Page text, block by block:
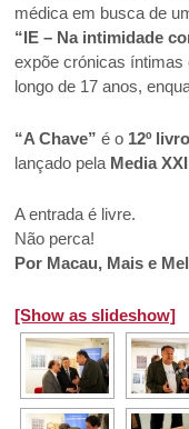
médica em busca de
“IE – Na intimidade
expõe crónicas
longo de 17 anos,
“A Chave” é o 12º livro
lançado pela Media XXI
A entrada é livre.
Não perca!
Por Macau, Mais e
[Show as slideshow]